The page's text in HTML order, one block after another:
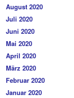
August 2020
Juli 2020
Juni 2020
Mai 2020
April 2020
März 2020
Februar 2020
Januar 2020